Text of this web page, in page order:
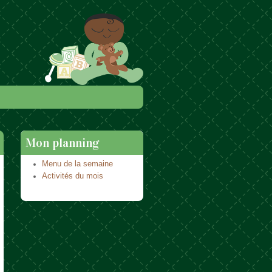
Mon planning
Menu de la semaine
Activités du mois